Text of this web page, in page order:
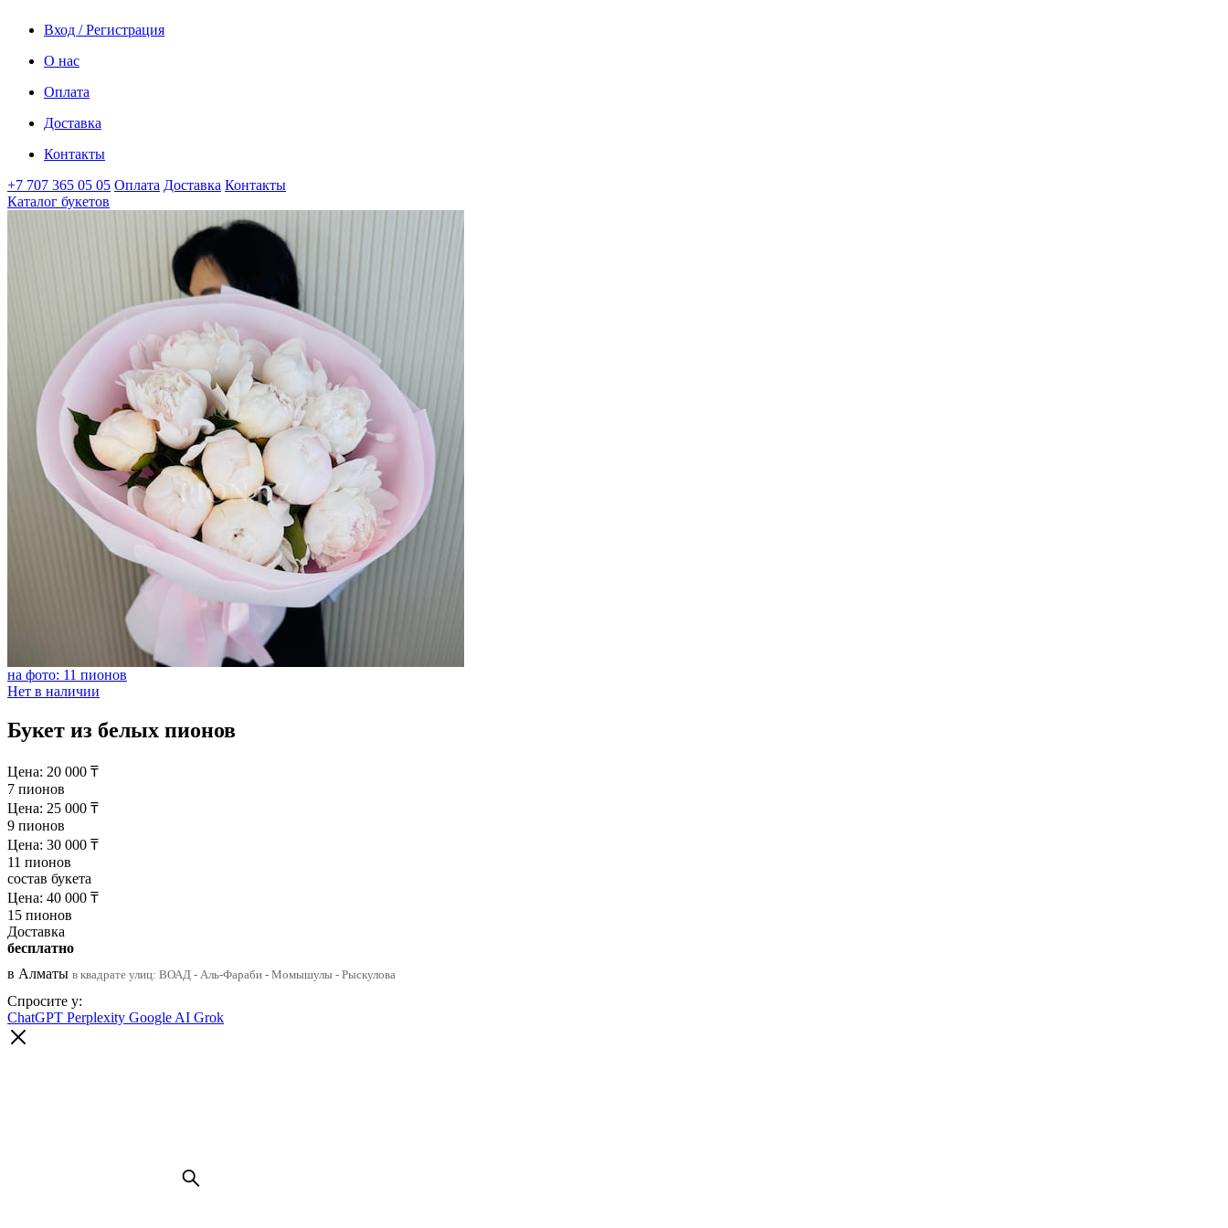
Вход / Регистрация
О нас
Оплата
Доставка
Контакты
+7 707 365 05 05 Оплата Доставка Контакты
Каталог букетов
на фото: 11 пионов
Нет в наличии
Букет из белых пионов
Цена: 20 000 ₸
7 пионов
Цена: 25 000 ₸
9 пионов
Цена: 30 000 ₸
11 пионов
состав букета
Цена: 40 000 ₸
15 пионов
Доставка
бесплатно
в Алматы в квадрате улиц: ВОАД - Аль-Фараби - Момышулы - Рыскулова
Спросите у:
ChatGPT Perplexity Google AI Grok